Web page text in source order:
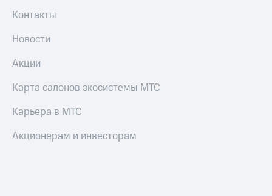
Контакты
Новости
Акции
Карта салонов экосистемы МТС
Карьера в МТС
Акционерам и инвесторам